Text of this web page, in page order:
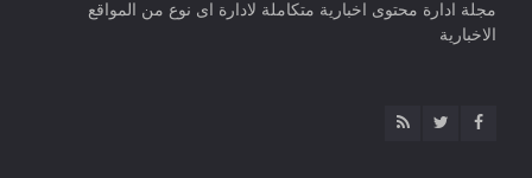
مجلة ادارة محتوى اخبارية متكاملة لادارة اى نوع من المواقع
الاخبارية